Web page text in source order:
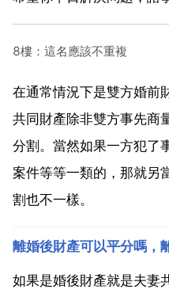
8樓：這名應該不重複
在通常情況下是雙方婚前
共同財產除非雙方事先商
分割。當然如果一方犯了
案件等等一類的，那就另
割也不一樣。
如果是婚後財產就是夫妻